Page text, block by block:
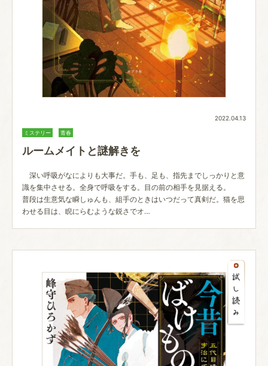
2022.04.13
ミステリー 青春
ルームメイトと謎解きを
深い呼吸がなによりも大事だ。手も、足も、指先までしっかりと意
識を集中させる。全身で呼吸をする。目の前の相手を見据える。
普段は生意気な瞬しゅんも、組手のときはいつだって真剣だ。猫を思
わせる目は、睨にらむような鋭さでオ…